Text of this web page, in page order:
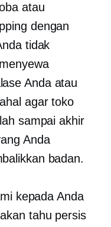
atau
dengan
tidak
Anda atau
agar toko
sampai akhir
Anda
badan.
kepada Anda
tahu persis